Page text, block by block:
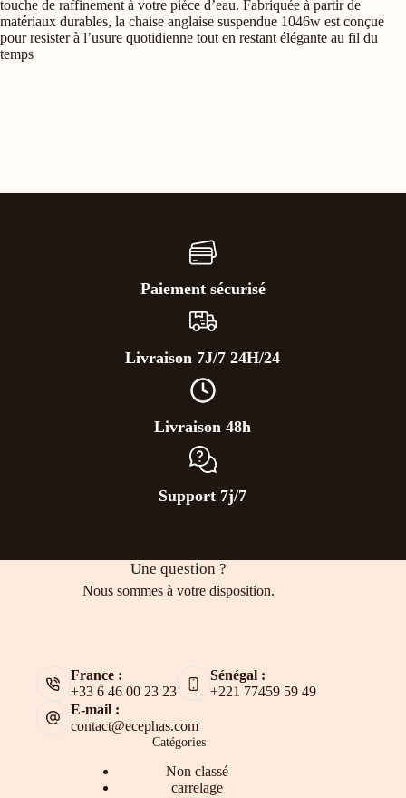
touche de raffinement à votre piéce d’eau. Fabriquée à partir de
matériaux durables, la chaise anglaise suspendue 1046w est conçue
pour resister à l’usure quotidienne tout en restant élégante au fil du
temps
Paiement sécurisé
Livraison 7J/7 24H/24
Livraison 48h
Support 7j/7
Une question ?
Nous sommes à votre disposition.
France :
+33 6 46 00 23 23
Sénégal :
+221 77459 59 49
E-mail :
contact@ecephas.com
Catégories
Non classé
carrelage